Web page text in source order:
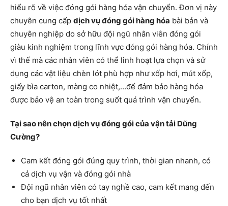
hiểu rõ về việc đóng gói hàng hóa vận chuyển. Đơn vị này
chuyên cung cấp dịch vụ đóng gói hàng hóa bài bản và
chuyên nghiệp do sở hữu đội ngũ nhân viên đóng gói
giàu kinh nghiệm trong lĩnh vực đóng gói hàng hóa. Chính
vì thế mà các nhân viên có thể linh hoạt lựa chọn và sử
dụng các vật liệu chèn lót phù hợp như xốp hơi, mút xốp,
giấy bìa carton, màng co nhiệt,…để đảm bảo hàng hóa
được bảo vệ an toàn trong suốt quá trình vận chuyển.
Tại sao nên chọn dịch vụ đóng gói của vận tải Dũng
Cường?
Cam kết đóng gói đúng quy trình, thời gian nhanh, có
cả dịch vụ vận và đóng gói nhà
Đội ngũ nhân viên có tay nghề cao, cam kết mang đến
cho bạn dịch vụ tốt nhất